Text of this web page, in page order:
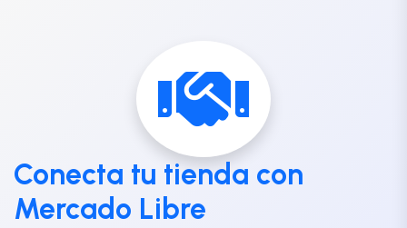
Conecta tu tienda con
Mercado Libre